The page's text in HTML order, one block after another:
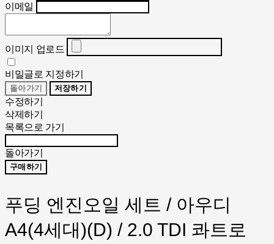
이메일
이미지 업로드
비밀글로 지정하기
돌아가기 저장하기
수정하기
삭제하기
목록으로 가기
돌아가기
구매하기
푸딩 엔진오일 세트 / 아우디
A4(4세대)(D) / 2.0 TDI 콰트로